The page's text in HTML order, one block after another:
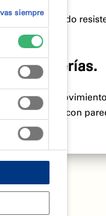
de sellado
carpinterías.
estática
con
siempre